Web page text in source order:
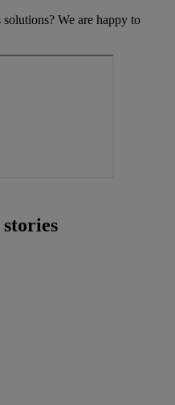
We are happy to